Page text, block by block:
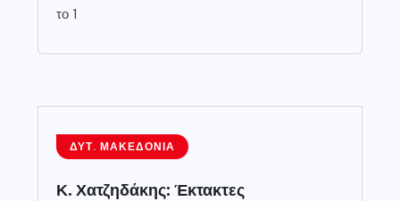
το 1
ΔΥΤ. ΜΑΚΕΔΟΝΊΑ
Κ. Χατζηδάκης: Έκτακτες